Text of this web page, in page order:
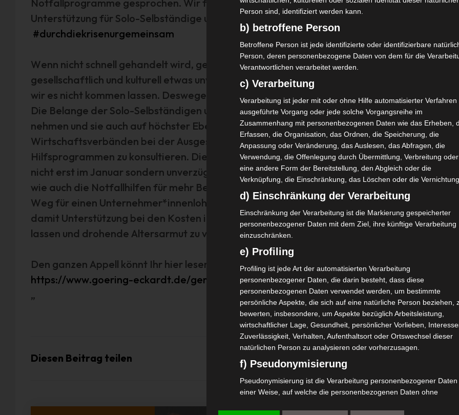
Notfallprogramme gesprochen. Wir fordern: Mehr Mitsprache und
Unterstützung für Solo-Selbständige und Freiberufler –
#durchdiekrisenurgemeinsam
Wenn nicht schnell gehandelt wird, geht nicht nur wirtschaftlich sondern auch
gesellschaftlich und kulturell etwas unwiederbringlich verloren. Soweit dürfen
wir es nicht kommen lassen. Deswegen fordern wir die Bundesregierung auf:
Die Belange der Solo-Selbständigen und Freiberufler endlich ernst zu
nehmen und sie auch auf höchster Ebene gleichberechtigt mit anderen
Wirtschaftsverbänden bei der Ausgestaltung und Nachbesserung von
Hilfsprogrammen zu konsultieren. Die bestehenden Überbrückungshilfen
nicht erst im Januar sondern unverzüglich zu entbürokratisieren und diese
wie auch die Notfallhilfen für mehr Betroffene zugänglich zu machen.Den
Weg für einen Unternehmer*innenlohn endlich frei zu machen. Betroffenen
damit Unterstützung bei den Kosten ihres Lebensunterhalts zukommen zu
lassen und drohende Altersarmut zu verhindern.
Den ganzen Appell könnt Ihr hier lesen:
https://www.goering-eckardt.de/gemeinsamer-appell…/
„
Diesen Beitrag teilen
Person sind, identifiziert werden kann.
b) betroffene Person
Betroffene Person ist jede identifizierte oder identifizierbare
Person, deren personenbezogene Daten von dem für die
Verantwortlichen verarbeitet werden.
c) Verarbeitung
Verarbeitung ist jeder mit oder ohne Hilfe automatisierter Verfahren
ausgeführte Vorgang oder jede solche Vorgangsreihe im
Zusammenhang mit personenbezogenen Daten wie das Erheben,
Erfassen, die Organisation, das Ordnen, die Speicherung, die
Anpassung oder Veränderung, das Auslesen, das Abfragen, die
Verwendung, die Offenlegung durch Übermittlung, Verbreitung oder
eine andere Form der Bereitstellung, den Abgleich oder die
Verknüpfung, die Einschränkung, das Löschen oder die Vernichtung.
d) Einschränkung der Verarbeitung
Einschränkung der Verarbeitung ist die Markierung gespeicherter
personenbezogener Daten mit dem Ziel, ihre künftige Verarbeitung
einzuschränken.
e) Profiling
Profiling ist jede Art der automatisierten Verarbeitung
personenbezogener Daten, die darin besteht, dass diese
personenbezogenen Daten verwendet werden, um bestimmte
persönliche Aspekte, die sich auf eine natürliche Person beziehen,
bewerten, insbesondere, um Aspekte bezüglich Arbeitsleistung,
wirtschaftlicher Lage, Gesundheit, persönlicher Vorlieben,
Zuverlässigkeit, Verhalten, Aufenthaltsort oder Ortswechsel dieser
natürlichen Person zu analysieren oder vorherzusagen.
f) Pseudonymisierung
Pseudonymisierung ist die Verarbeitung personenbezogener Daten
einer Weise, auf welche die personenbezogenen Daten ohne